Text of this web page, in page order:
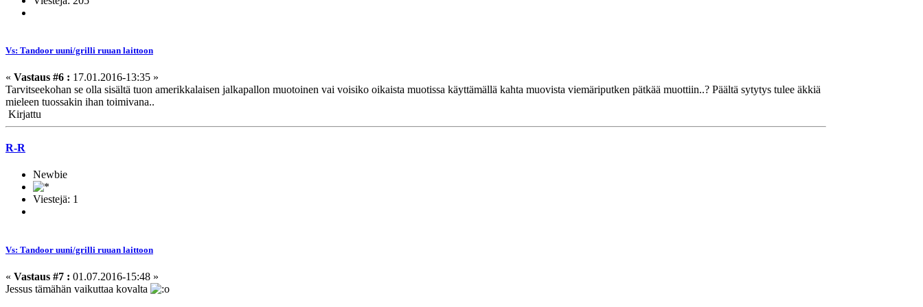
Vs: Tandoor uuni/grilli ruuan laittoon
« Vastaus #6 : 17.01.2016-13:35 »
Tarvitseekohan se olla sisältä tuon amerikkalaisen jalkapallon muotoinen vai voisiko oikaista muotissa käyttämällä kahta muovista viemäriputken pätkää muottiin..? Päältä sytytys tulee äkkiä
mieleen tuossakin ihan toimivana..
Kirjattu
R-R
Newbie
Viestejä: 1
Vs: Tandoor uuni/grilli ruuan laittoon
« Vastaus #7 : 01.07.2016-15:48 »
Jessus tämähän vaikuttaa kovalta